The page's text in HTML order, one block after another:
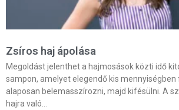
Zsíros haj ápolása
Megoldást jelenthet a hajmosások közti idő
sampon, amelyet elegendő kis mennyiségben
alaposan belemasszírozni, majd kifésülni. A
hajra való…